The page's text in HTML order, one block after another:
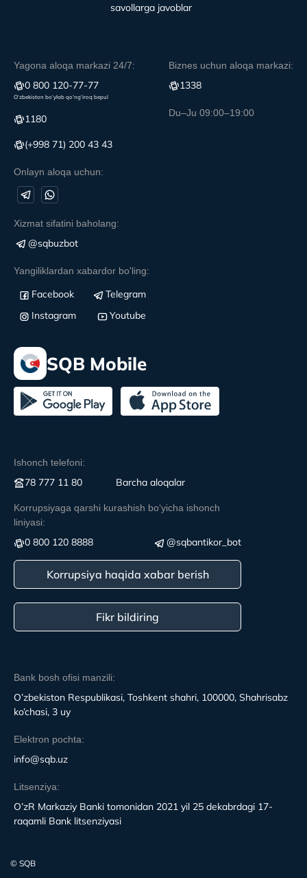
Bank bosh ofisi manzili:
O’zbekiston Respublikasi, Toshkent shahri, 100000, Shahrisabz
ko’chasi, 3 uy
Elektron pochta:
info@sqb.uz
Litsenziya:
O’zR Markaziy Banki tomonidan 2021 yil 25 dekabrdagi 17-
raqamli Bank litsenziyasi
savollarga javoblar
Yagona aloqa markazi 24/7:
0 800 120-77-77
O‘zbekiston bo‘ylab qo‘ng‘iroq bepul
1180
(+998 71) 200 43 43
Onlayn aloqa uchun:
Biznes uchun aloqa markazi:
1338
Du–Ju 09:00–19:00
Xizmat sifatini baholang:
@sqbuzbot
Yangiliklardan xabardor bo'ling:
Facebook
Telegram
Instagram
Youtube
SQB Mobile
Ishonch telefoni:
78 777 11 80 Вarcha aloqalar
Korrupsiyaga qarshi kurashish boʻyicha ishonch
liniyasi:
0 800 120 8888 @sqbantikor_bot
Korrupsiya haqida xabar berish
Fikr bildiring
© SQB